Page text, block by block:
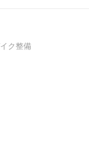
ク整備